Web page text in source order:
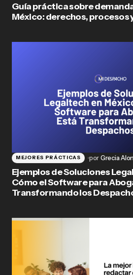
Guía práctica sobre
México: derechos, procesos
MEJORES PRÁCTICAS porGrecia
Ejemplos de Soluciones
Cómo el Software para
Transformando los